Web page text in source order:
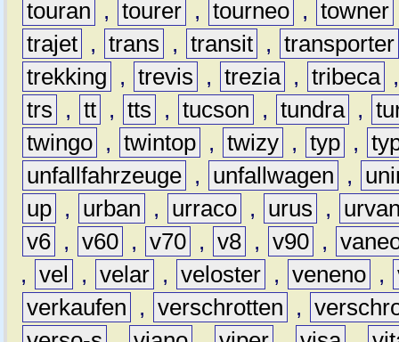
touran , tourer , tourneo , towner
trajet , trans , transit , transporter
trekking
, trevis , trezia , tribeca
trs
, tt , tts , tucson , tundra ,
twingo , twintop , twizy , typ ,
unfallfahrzeuge , unfallwagen ,
up , urban , urraco , urus ,
v6 , v60 , v70 , v8 , v90 ,
, vel , velar , veloster , veneno ,
verkaufen
, verschrotten ,